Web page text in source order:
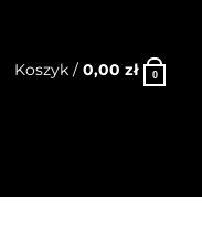
Koszyk / 0,00 zł 0